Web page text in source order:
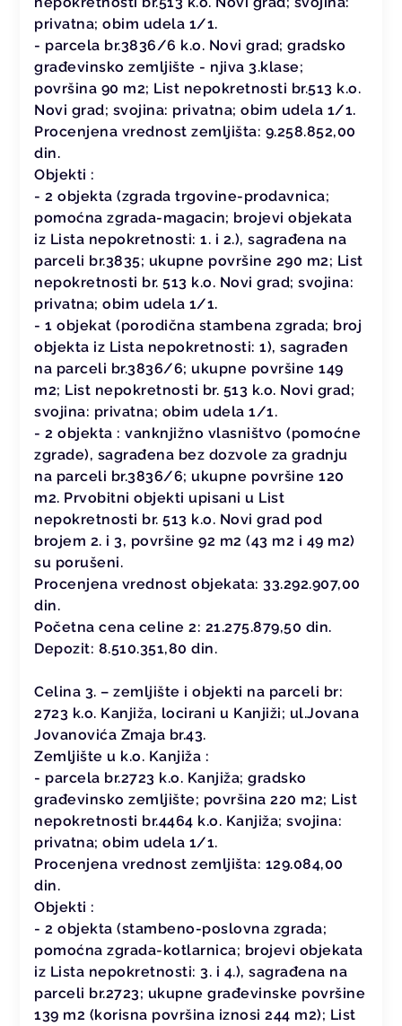
privatna; obim udela 1/1.
- parcela br.3836/6 k.o. Novi grad; gradsko
građevinsko zemljište - njiva 3.klase;
površina 90 m2; List nepokretnosti br.513 k.o.
Novi grad; svojina: privatna; obim udela 1/1.
Procenjena vrednost zemljišta: 9.258.852,00
din.
Objekti :
- 2 objekta (zgrada trgovine-prodavnica;
pomoćna zgrada-magacin; brojevi objekata
iz Lista nepokretnosti: 1. i 2.), sagrađena na
parceli br.3835; ukupne površine 290 m2; List
nepokretnosti br. 513 k.o. Novi grad; svojina:
privatna; obim udela 1/1.
- 1 objekat (porodična stambena zgrada; broj
objekta iz Lista nepokretnosti: 1), sagrađen
na parceli br.3836/6; ukupne površine 149
m2; List nepokretnosti br. 513 k.o. Novi grad;
svojina: privatna; obim udela 1/1.
- 2 objekta : vanknjižno vlasništvo (pomoćne
zgrade), sagrađena bez dozvole za gradnju
na parceli br.3836/6; ukupne površine 120
m2. Prvobitni objekti upisani u List
nepokretnosti br. 513 k.o. Novi grad pod
brojem 2. i 3, površine 92 m2 (43 m2 i 49 m2)
su porušeni.
Procenjena vrednost objekata: 33.292.907,00
din.
Početna cena celine 2: 21.275.879,50 din.
Depozit: 8.510.351,80 din.
Celina 3. – zemljište i objekti na parceli br:
2723 k.o. Kanjiža, locirani u Kanjiži; ul.Jovana
Jovanovića Zmaja br.43.
Zemljište u k.o. Kanjiža :
- parcela br.2723 k.o. Kanjiža; gradsko
građevinsko zemljište; površina 220 m2; List
nepokretnosti br.4464 k.o. Kanjiža; svojina:
privatna; obim udela 1/1.
Procenjena vrednost zemljišta: 129.084,00
din.
Objekti :
- 2 objekta (stambeno-poslovna zgrada;
pomoćna zgrada-kotlarnica; brojevi objekata
iz Lista nepokretnosti: 3. i 4.), sagrađena na
parceli br.2723; ukupne građevinske površine
139 m2 (korisna površina iznosi 244 m2); List